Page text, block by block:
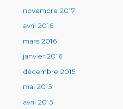
novembre 2017
avril 2016
mars 2016
janvier 2016
décembre 2015
mai 2015
avril 2015